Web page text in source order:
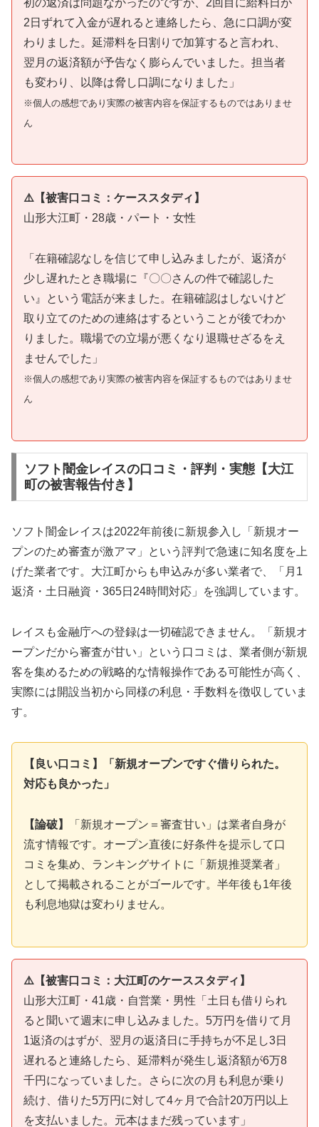
2日ずれて入金が遅れると連絡したら、急に口調が変
わりました。延滞料を日割りで加算すると言われ、
翌月の返済額が予告なく膨らんでいました。担当者
も変わり、以降は脅し口調になりました」
※個人の感想であり実際の被害内容を保証するものではありませ
ん
⚠️【被害口コミ：ケーススタディ】
山形大江町・28歳・パート・女性
「在籍確認なしを信じて申し込みましたが、返済が
少し遅れたとき職場に『〇〇さんの件で確認した
い』という電話が来ました。在籍確認はしないけど
取り立てのための連絡はするということが後でわか
りました。職場での立場が悪くなり退職せざるをえ
ませんでした」
※個人の感想であり実際の被害内容を保証するものではありませ
ん
ソフト闇金レイスの口コミ・評判・実態【大江
町の被害報告付き】
ソフト闇金レイスは2022年前後に新規参入し「新規オー
プンのため審査が激アマ」という評判で急速に知名度を上
げた業者です。大江町からも申込みが多い業者で、「月1
返済・土日融資・365日24時間対応」を強調しています。
レイスも金融庁への登録は一切確認できません。「新規オ
ープンだから審査が甘い」という口コミは、業者側が新規
客を集めるための戦略的な情報操作である可能性が高く、
実際には開設当初から同様の利息・手数料を徴収していま
す。
【良い口コミ】「新規オープンですぐ借りられた。
対応も良かった」
【論破】
「新規オープン＝審査甘い」は業者自身が
流す情報です。オープン直後に好条件を提示して口
コミを集め、ランキングサイトに「新規推奨業者」
として掲載されることがゴールです。半年後も1年後
も利息地獄は変わりません。
⚠️【被害口コミ：大江町のケーススタディ】
山形大江町・41歳・自営業・男性「土日も借りられ
ると聞いて週末に申し込みました。5万円を借りて月
1返済のはずが、翌月の返済日に手持ちが不足し3日
遅れると連絡したら、延滞料が発生し返済額が6万8
千円になっていました。さらに次の月も利息が乗り
続け、借りた5万円に対して4ヶ月で合計20万円以上
を支払いました。元本はまだ残っています」